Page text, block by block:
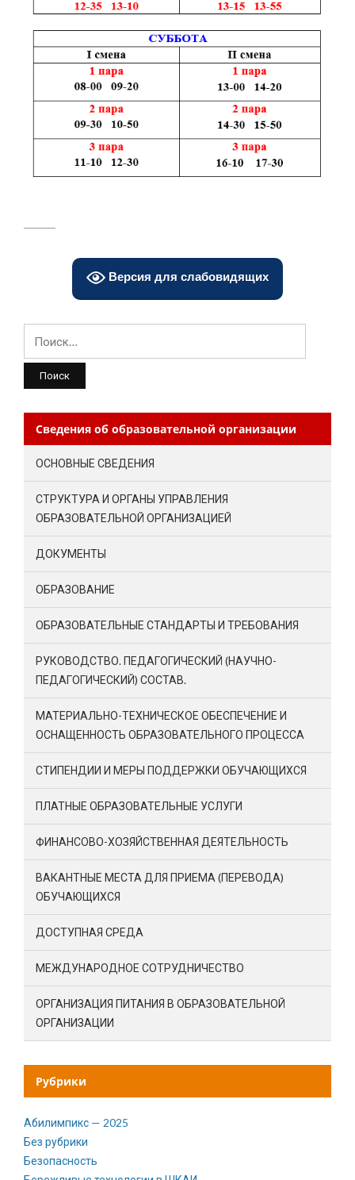
Версия для слабовидящих
Сведения об образовательной организации
ОСНОВНЫЕ СВЕДЕНИЯ
СТРУКТУРА И ОРГАНЫ УПРАВЛЕНИЯ
ОБРАЗОВАТЕЛЬНОЙ ОРГАНИЗАЦИЕЙ
ДОКУМЕНТЫ
ОБРАЗОВАНИЕ
ОБРАЗОВАТЕЛЬНЫЕ СТАНДАРТЫ И ТРЕБОВАНИЯ
РУКОВОДСТВО. ПЕДАГОГИЧЕСКИЙ (НАУЧНО-
ПЕДАГОГИЧЕСКИЙ) СОСТАВ.
МАТЕРИАЛЬНО-ТЕХНИЧЕСКОЕ ОБЕСПЕЧЕНИЕ И
ОСНАЩЕННОСТЬ ОБРАЗОВАТЕЛЬНОГО ПРОЦЕССА
СТИПЕНДИИ И МЕРЫ ПОДДЕРЖКИ ОБУЧАЮЩИХСЯ
ПЛАТНЫЕ ОБРАЗОВАТЕЛЬНЫЕ УСЛУГИ
ФИНАНСОВО-ХОЗЯЙСТВЕННАЯ ДЕЯТЕЛЬНОСТЬ
ВАКАНТНЫЕ МЕСТА ДЛЯ ПРИЕМА (ПЕРЕВОДА)
ОБУЧАЮЩИХСЯ
ДОСТУПНАЯ СРЕДА
МЕЖДУНАРОДНОЕ СОТРУДНИЧЕСТВО
ОРГАНИЗАЦИЯ ПИТАНИЯ В ОБРАЗОВАТЕЛЬНОЙ
ОРГАНИЗАЦИИ
Рубрики
Абилимпикс — 2025
Без рубрики
Безопасность